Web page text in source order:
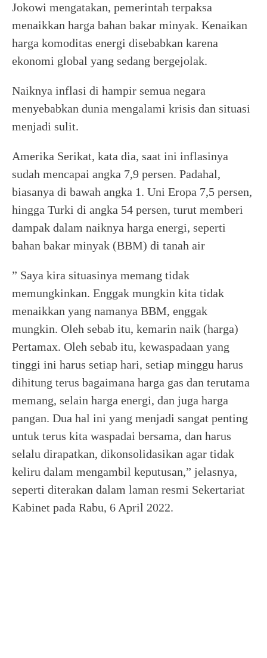
Jokowi mengatakan, pemerintah terpaksa
menaikkan harga bahan bakar minyak. Kenaikan
harga komoditas energi disebabkan karena
ekonomi global yang sedang bergejolak.
Naiknya inflasi di hampir semua negara
menyebabkan dunia mengalami krisis dan situasi
menjadi sulit.
Amerika Serikat, kata dia, saat ini inflasinya
sudah mencapai angka 7,9 persen. Padahal,
biasanya di bawah angka 1. Uni Eropa 7,5 persen,
hingga Turki di angka 54 persen, turut memberi
dampak dalam naiknya harga energi, seperti
bahan bakar minyak (BBM) di tanah air
” Saya kira situasinya memang tidak
memungkinkan. Enggak mungkin kita tidak
menaikkan yang namanya BBM, enggak
mungkin. Oleh sebab itu, kemarin naik (harga)
Pertamax. Oleh sebab itu, kewaspadaan yang
tinggi ini harus setiap hari, setiap minggu harus
dihitung terus bagaimana harga gas dan terutama
memang, selain harga energi, dan juga harga
pangan. Dua hal ini yang menjadi sangat penting
untuk terus kita waspadai bersama, dan harus
selalu dirapatkan, dikonsolidasikan agar tidak
keliru dalam mengambil keputusan,” jelasnya,
seperti diterakan dalam laman resmi Sekertariat
Kabinet pada Rabu, 6 April 2022.